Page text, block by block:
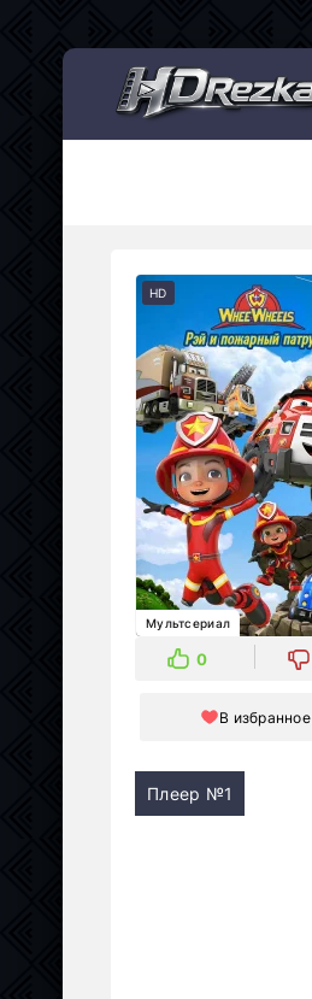
HD
Мультсериал
0
В избранное
Плеер №1
Мультсериалы